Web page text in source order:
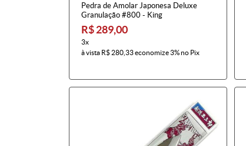
Pedra de Amolar Japonesa Deluxe
Granulação #800 - King
R$ 289,00
3x
à vista R$ 280,33economize3%no Pix